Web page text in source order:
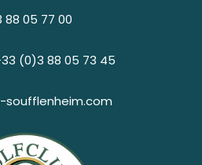
88 05 77 00
(0)3 88 05 73 45
soufflenheim.com